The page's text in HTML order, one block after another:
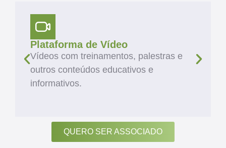
Plataforma de Vídeo
Vídeos com treinamentos, palestras e
outros conteúdos educativos e
informativos.
QUERO SER ASSOCIADO